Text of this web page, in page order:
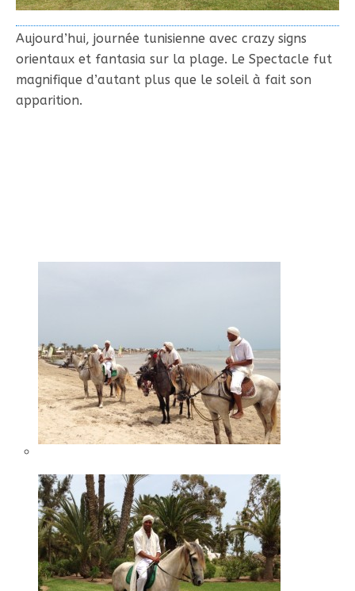
Aujourd’hui, journée tunisienne avec crazy signs
orientaux et fantasia sur la plage. Le Spectacle fut
magnifique d’autant plus que le soleil à fait son
apparition.